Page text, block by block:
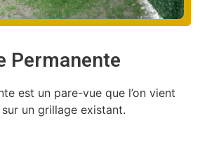
Permanente
est un pare-vue que l’on vient
un grillage existant.